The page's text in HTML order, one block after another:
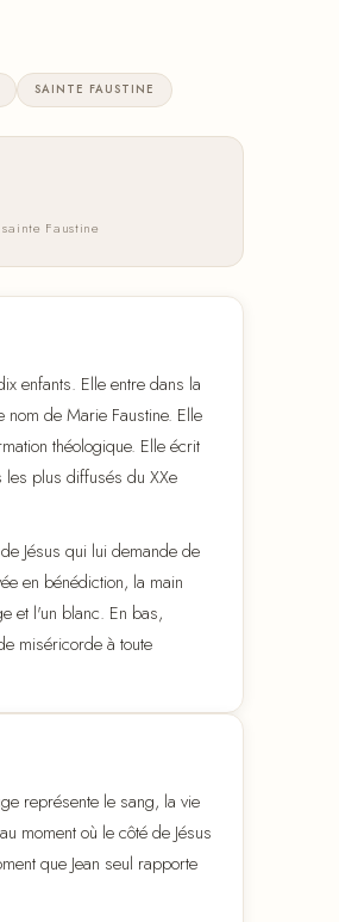
SAINTE FAUSTINE
Faustine
enfants. Elle entre dans la
de Marie Faustine. Elle
théologique. Elle écrit
les plus diffusés du XXe
Jésus qui lui demande de
en bénédiction, la main
et l'un blanc. En bas,
miséricorde à toute
représente le sang, la vie
moment où le côté de Jésus
que Jean seul rapporte